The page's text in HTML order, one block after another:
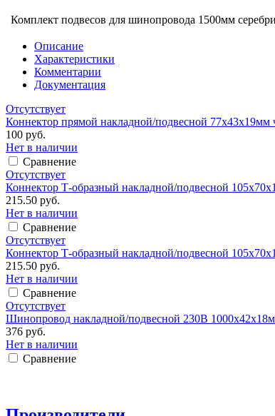
Комплект подвесов для шинопровода 1500мм
Описание
Характеристики
Комментарии
Документация
Отсутствует
Коннектор прямой накладной/подвесной 77х43х19мм
100 руб.
Нет в наличии
Сравнение
Отсутствует
Коннектор Т-образный накладной/подвесной
215.50 руб.
Нет в наличии
Сравнение
Отсутствует
Коннектор Т-образный накладной/подвесной
215.50 руб.
Нет в наличии
Сравнение
Отсутствует
Шинопровод накладной/подвесной 230В
376 руб.
Нет в наличии
Сравнение